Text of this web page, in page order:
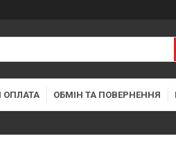
ОПЛАТА ОБМІН ТА ПОВЕРНЕННЯ